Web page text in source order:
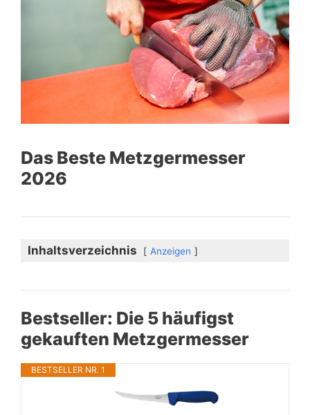
Das Beste Metzgermesser
2026
Inhaltsverzeichnis Anzeigen
Bestseller: Die 5 häufigst
gekauften Metzgermesser
BESTSELLER NR. 1